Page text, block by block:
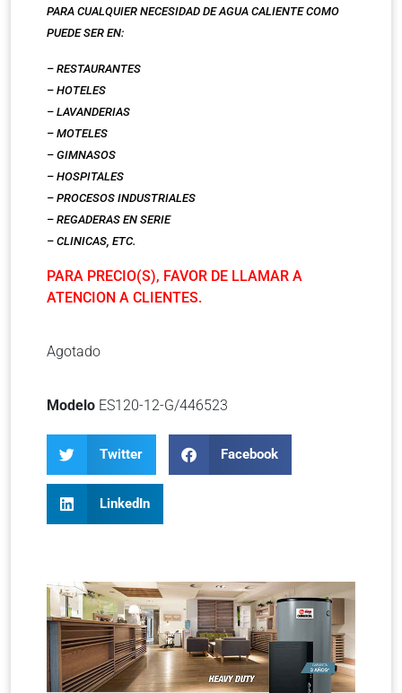
PARA CUALQUIER NECESIDAD DE AGUA CALIENTE COMO
PUEDE SER EN:
– RESTAURANTES
– HOTELES
– LAVANDERIAS
– MOTELES
– GIMNASOS
– HOSPITALES
– PROCESOS INDUSTRIALES
– REGADERAS EN SERIE
– CLINICAS, ETC.
PARA PRECIO(S), FAVOR DE LLAMAR A
ATENCION A CLIENTES.
Agotado
Modelo ES120-12-G/446523
Twitter Facebook
LinkedIn